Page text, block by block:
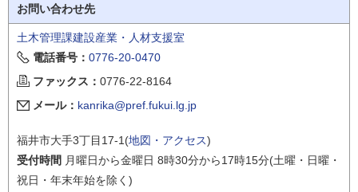
お問い合わせ先
土木管理課建設産業・人材支援室
電話番号： 0776-20-0470
ファックス： 0776-22-8164
メール： kanrika@pref.fukui.lg.jp
福井市大手3丁目17-1(地図・アクセス)
受付時間 月曜日から金曜日 8時30分から17時15分(土曜・日曜・
祝日・年末年始を除く)